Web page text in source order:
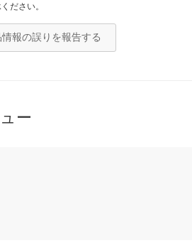
ださい。
報の誤りを報告する
ー